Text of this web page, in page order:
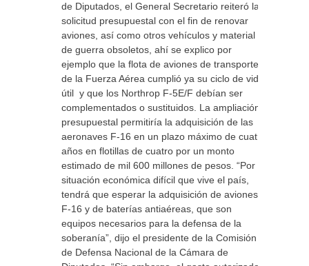
de Diputados, el General Secretario reiteró la
solicitud presupuestal con el fin de renovar
aviones, así como otros vehículos y material
de guerra obsoletos, ahí se explico por
ejemplo que la flota de aviones de transporte
de la Fuerza Aérea cumplió ya su ciclo de vida
útil y que los Northrop F-5E/F debían ser
complementados o sustituidos. La ampliación
presupuestal permitiría la adquisición de las
aeronaves F-16 en un plazo máximo de cuatro
años en flotillas de cuatro por un monto
estimado de mil 600 millones de pesos. “Por la
situación económica difícil que vive el país,
tendrá que esperar la adquisición de aviones
F-16 y de baterías antiaéreas, que son
equipos necesarios para la defensa de la
soberanía”, dijo el presidente de la Comisión
de Defensa Nacional de la Cámara de